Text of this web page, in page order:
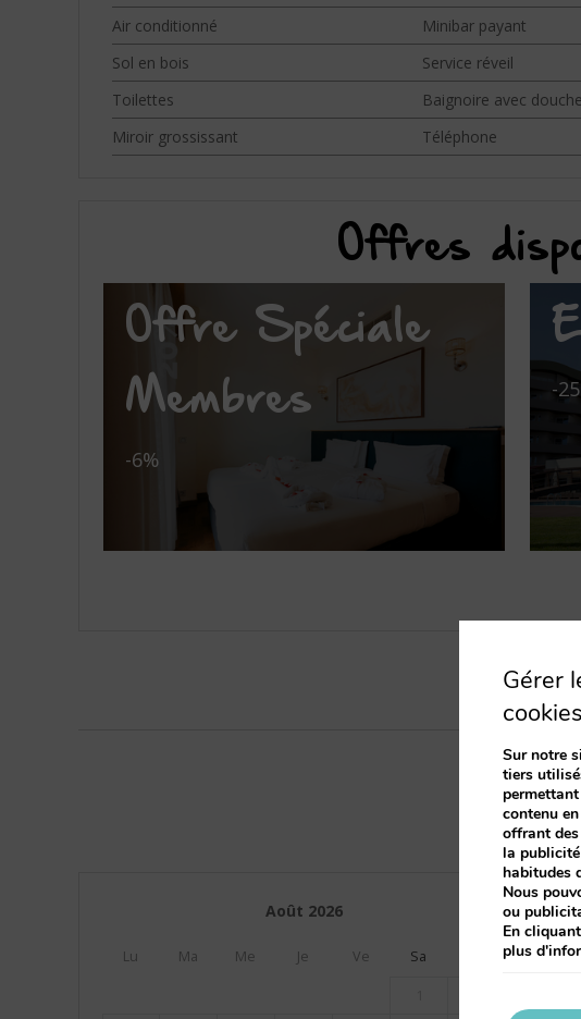
Air conditionné
Minibar payant
Sol en bois
Service réveil
Toilettes
Baignoire avec douche
Miroir grossissant
Téléphone
Offres
Offre Spéciale
Membres
-6%
-
1.-
Août 2026
Lu Ma Me Je Ve Sa Lu
Gérer
cookies
Sur notre
tiers
contenu
offrant
la
habitudes
Nous
ou
En cliquant
plus